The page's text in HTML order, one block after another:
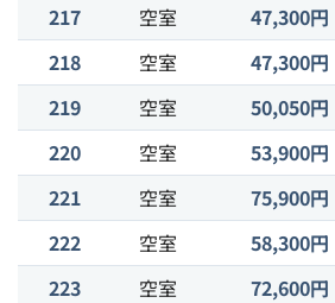
217
空室 47,300円
218
空室 47,300円
219
空室 50,050円
220
空室 53,900円
221
空室 75,900円
222
空室 58,300円
223
空室 72,600円